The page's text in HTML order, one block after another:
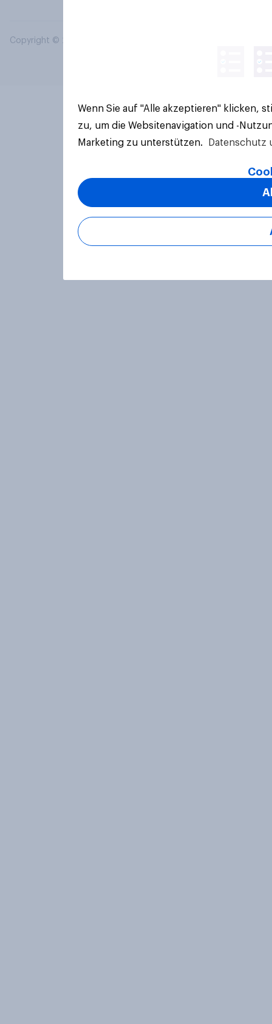
Copyright © 2026 YouGov PLC. Alle Rechte vorbehalten.
Wenn Sie auf "Alle akzeptieren" klicken,
zu, um die Websitenavigation und -
Marketing zu unterstützen.
Datenschutz